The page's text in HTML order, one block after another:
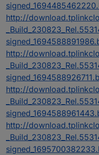
http://
http://
http://
http://